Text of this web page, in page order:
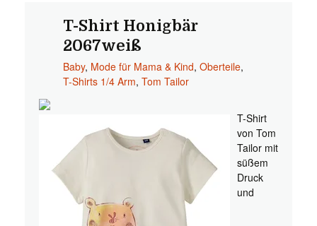
T-Shirt Honigbär
2067weiß
Baby, Mode für Mama & Kind, Oberteile,
T-Shirts 1/4 Arm, Tom Tailor
T-Shirt
von Tom
Tailor mit
süßem
Druck
und